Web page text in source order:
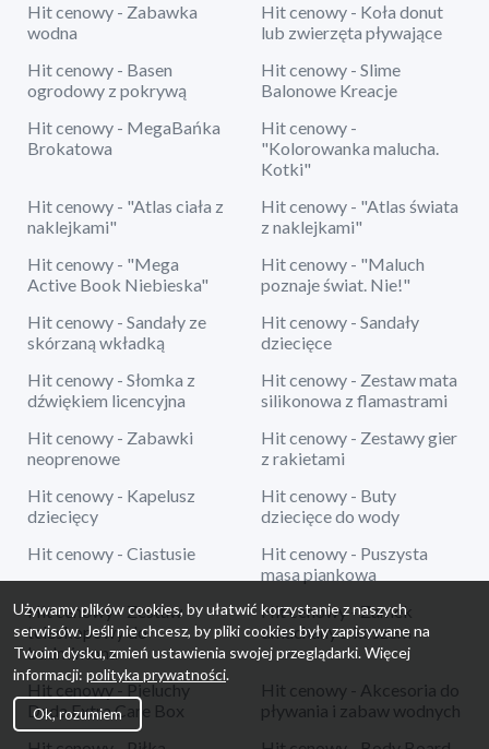
Hit cenowy - Zabawka
wodna
Hit cenowy - Koła donut
lub zwierzęta pływające
Hit cenowy - Basen
ogrodowy z pokrywą
Hit cenowy - Slime
Balonowe Kreacje
Hit cenowy - MegaBańka
Brokatowa
Hit cenowy -
"Kolorowanka malucha.
Kotki"
Hit cenowy - "Atlas ciała z
naklejkami"
Hit cenowy - "Atlas świata
z naklejkami"
Hit cenowy - "Mega
Active Book Niebieska"
Hit cenowy - "Maluch
poznaje świat. Nie!"
Hit cenowy - Sandały ze
skórzaną wkładką
Hit cenowy - Sandały
dziecięce
Hit cenowy - Słomka z
dźwiękiem licencyjna
Hit cenowy - Zestaw mata
silikonowa z flamastrami
Hit cenowy - Zabawki
neoprenowe
Hit cenowy - Zestawy gier
z rakietami
Hit cenowy - Kapelusz
dziecięcy
Hit cenowy - Buty
dziecięce do wody
Hit cenowy - Ciastusie
Hit cenowy - Puszysta
masa piankowa
Hit cenowy - Zestaw
teleskopowy do
badmintona
Hit cenowy - Zamek
dmuchany z koszem
Hit cenowy - Pieluchy
Dada Extra Care Box
Hit cenowy - Akcesoria do
pływania i zabaw wodnych
Używamy plików cookies, by ułatwić korzystanie z naszych
serwisów. Jeśli nie chcesz, by pliki cookies były zapisywane na
Twoim dysku, zmień ustawienia swojej przeglądarki. Więcej
informacji: polityka prywatności.
Ok, rozumiem